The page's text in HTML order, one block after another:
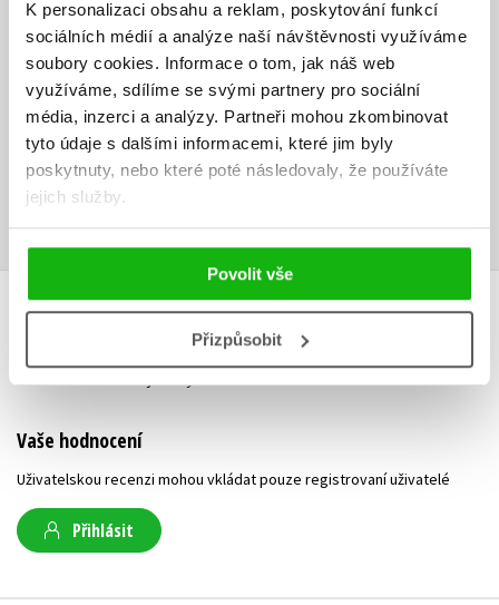
K personalizaci obsahu a reklam, poskytování funkcí
sociálních médií a analýze naší návštěvnosti využíváme
soubory cookies. Informace o tom, jak náš web
využíváme, sdílíme se svými partnery pro sociální
média, inzerci a analýzy. Partneři mohou zkombinovat
tyto údaje s dalšími informacemi, které jim byly
poskytnuty, nebo které poté následovaly, že používáte
jejich služby.
Povolit vše
Přizpůsobit
a v uplynulých třech letech vyučovala na Vysoké škole ekonomické
(VŠE) předměty Základy testování a Řízení kvality softwaru. Je
autorkou kapitol zabývajících se měřením kvality a hlášením defektů,
řady příkladů a podílela se na úpravách textu.
Ke stažení
PDF Obsah.pdf
HODNOCENÍ ČTENÁŘŮ
Vaše hodnocení
Uživatelskou recenzi mohou vkládat pouze registrovaní uživatelé
Přihlásit